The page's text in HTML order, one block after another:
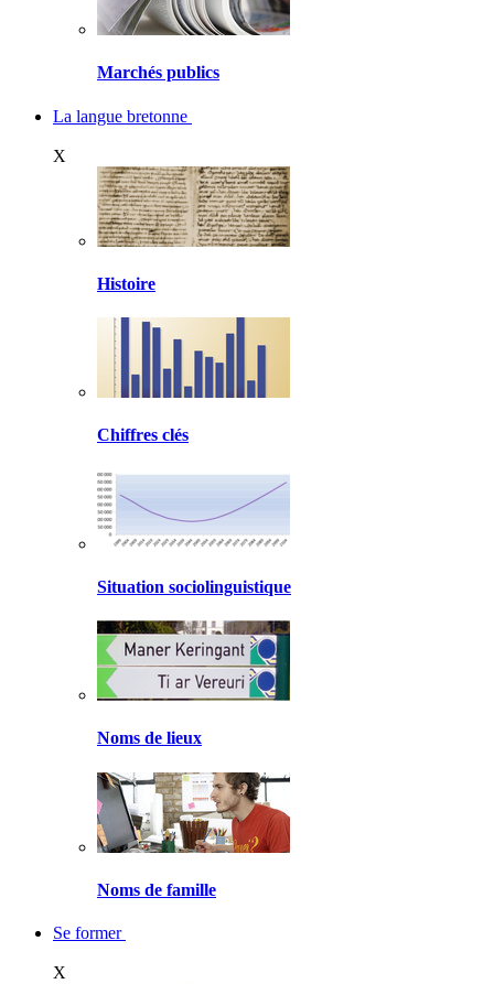
Marchés publics
La langue bretonne
X
Histoire
Chiffres clés
Situation sociolinguistique
Noms de lieux
Noms de famille
Se former
X